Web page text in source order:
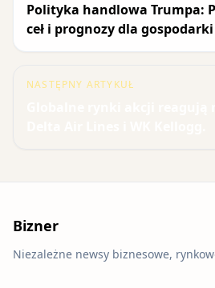
Polityka handlowa Trumpa:
ceł i prognozy dla gospodarki
NASTĘPNY ARTYKUŁ
Bizner
Niezależne newsy biznesowe,